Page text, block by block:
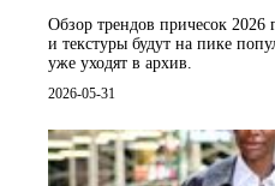
Обзор трендов причесок
и текстуры будут на пике
уже уходят в архив.
2026-05-31